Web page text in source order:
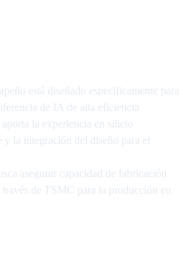
está diseñado específicamente para
de IA de alta eficiencia
la experiencia en silicio
y la integración del diseño para el
asegurar capacidad de fabricación
través de TSMC para la producción en